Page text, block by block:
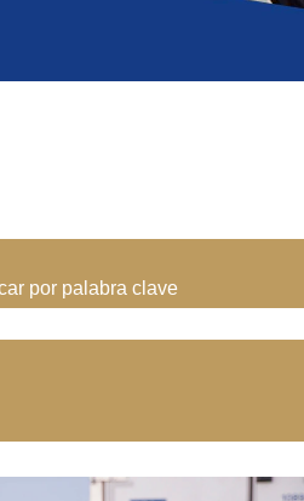
por palabra clave